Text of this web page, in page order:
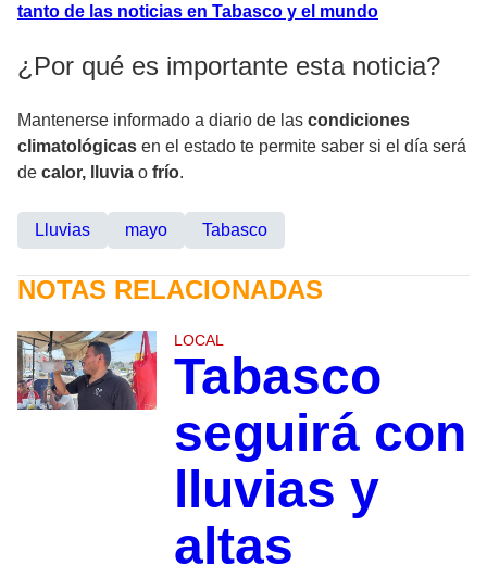
tanto de las noticias en Tabasco y el mundo
¿Por qué es importante esta noticia?
Mantenerse informado a diario de las condiciones
climatológicas en el estado te permite saber si el día será
de calor, lluvia o frío.
Lluvias mayo Tabasco
NOTAS RELACIONADAS
LOCAL
Tabasco
seguirá con
lluvias y
altas